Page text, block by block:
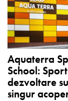
Aquaterra
School:
dezvoltare
singur